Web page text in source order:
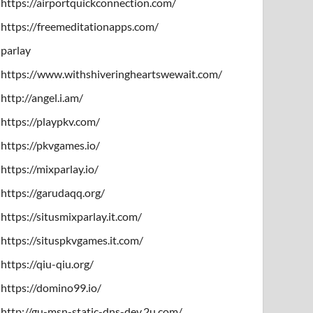
https://freemeditationapps.com/
parlay
https://www.withshiveringheartswewait.com/
http://angel.i.am/
https://playpkv.com/
https://pkvgames.io/
https://mixparlay.io/
https://garudaqq.org/
https://situsmixparlay.it.com/
https://situspkvgames.it.com/
https://qiu-qiu.org/
https://domino99.io/